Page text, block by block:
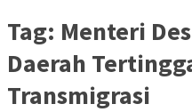
Tag: Menteri
Daerah
Transmigrasi